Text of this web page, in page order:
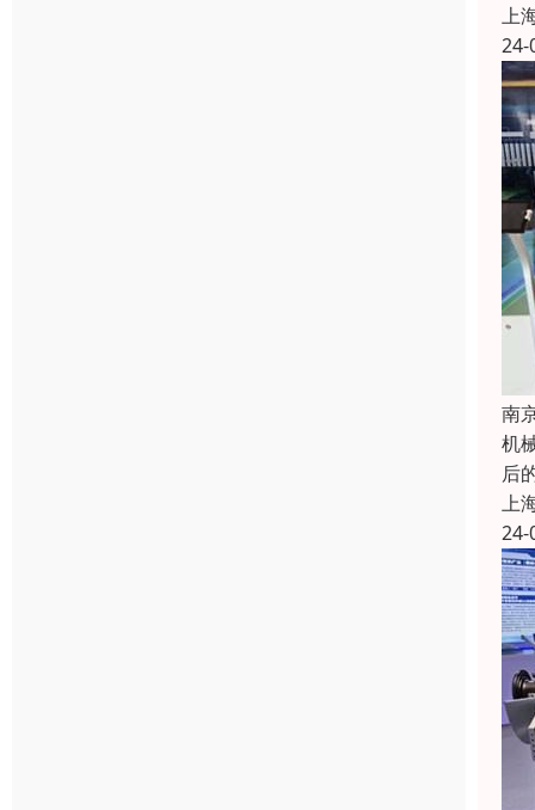
上
24-
南
机
后
上
24-